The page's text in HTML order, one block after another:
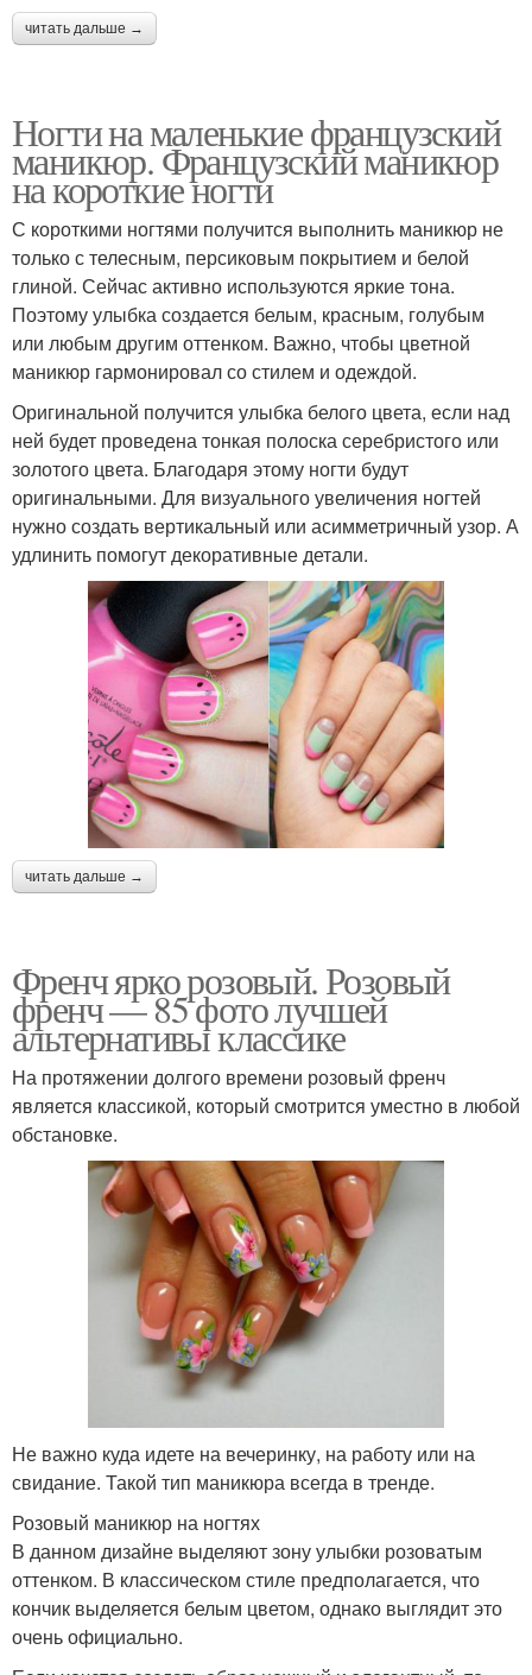
читать дальше →
Ногти на маленькие французский
маникюр. Французский маникюр
на короткие ногти
С короткими ногтями получится выполнить маникюр не
только с телесным, персиковым покрытием и белой
глиной. Сейчас активно используются яркие тона.
Поэтому улыбка создается белым, красным, голубым
или любым другим оттенком. Важно, чтобы цветной
маникюр гармонировал со стилем и одеждой.
Оригинальной получится улыбка белого цвета, если над
ней будет проведена тонкая полоска серебристого или
золотого цвета. Благодаря этому ногти будут
оригинальными. Для визуального увеличения ногтей
нужно создать вертикальный или асимметричный узор. А
удлинить помогут декоративные детали.
читать дальше →
Френч ярко розовый. Розовый
френч — 85 фото лучшей
альтернативы классике
На протяжении долгого времени розовый френч
является классикой, который смотрится уместно в любой
обстановке.
Не важно куда идете на вечеринку, на работу или на
свидание. Такой тип маникюра всегда в тренде.
Розовый маникюр на ногтях
В данном дизайне выделяют зону улыбки розоватым
оттенком. В классическом стиле предполагается, что
кончик выделяется белым цветом, однако выглядит это
очень официально.